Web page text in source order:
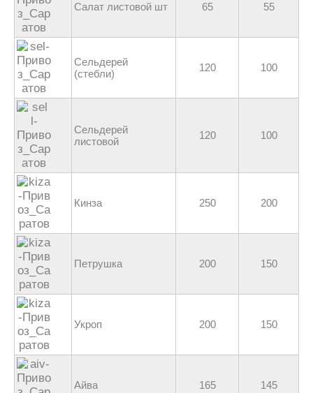
Салат листовой шт 65 55
Сельдерей
(стебли)
120 100
Сельдерей
листовой
120 100
Кинза 250 200
Петрушка 200 150
Укроп 200 150
Айва 165 145